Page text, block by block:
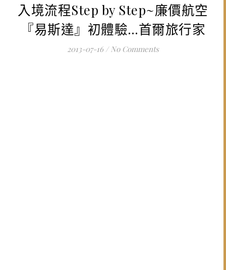
入境流程Step by Step~廉價航空
『易斯達』初體驗…首爾旅行家
2013-07-16 / No Comments